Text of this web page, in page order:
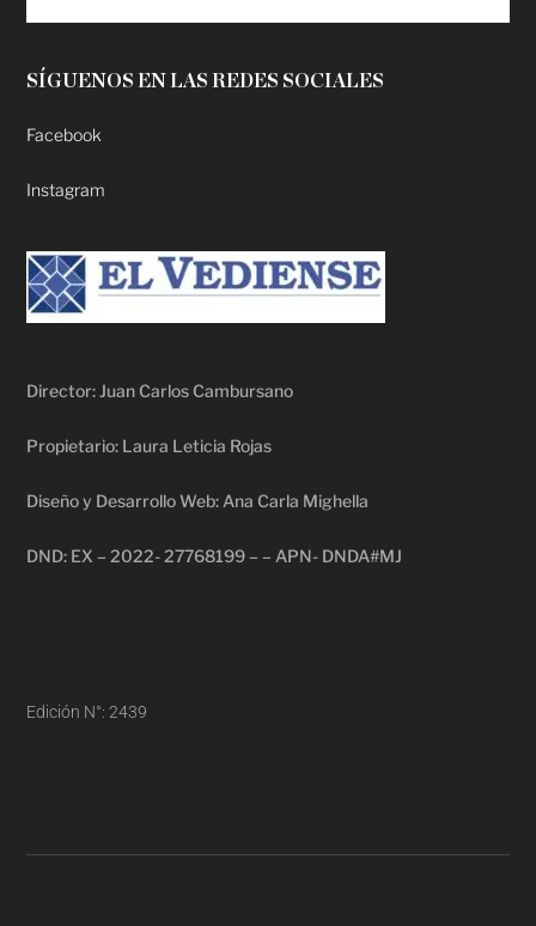
SÍGUENOS EN LAS REDES SOCIALES
Facebook
Instagram
Director: Juan Carlos Cambursano
Propietario: Laura Leticia Rojas
Diseño y Desarrollo Web: Ana Carla Mighella
DND: EX – 2022- 27768199 – – APN- DNDA#MJ
Edición N°: 2439